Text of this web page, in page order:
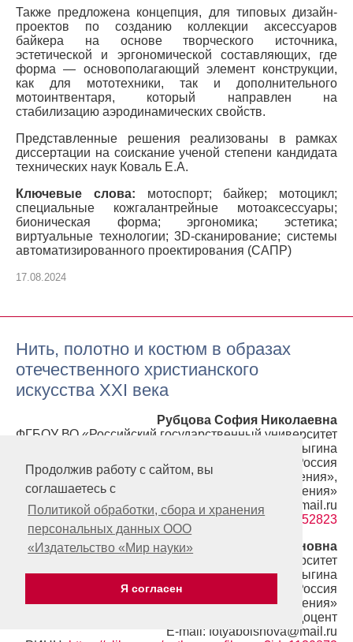
Продолжив работу с сайтом, вы
соглашаетесь с
Политикой обработки, сбора и хранения
персональных данных ООО
«Издательство «Мир науки»
Я согласен
Также предложена концепция, для типовых дизайн-
проектов по созданию коллекции аксессуаров
байкера на основе творческого источника,
эстетической и эргономической составляющих, где
форма — основополагающий элемент конструкции,
как для мототехники, так и дополнительного
мотоинтвентаря, который направлен на
стабилизацию аэродинамических свойств.
Представленные решения реализованы в рамках
диссертации на соискание ученой степени кандидата
технических наук Коваль Е.А.
Ключевые слова: мотоспорт; байкер; мотоцикл;
специальные кожгалантрейные мотоаксессуары;
бионическая форма; эргономика; эстетика;
виртуальные технологии; 3D-сканирование; системы
автоматизированного проектирования (САПР)
17.08.2024
Нить, полотно и костюм в образах
отечественного христианского
искусства XXI века
Рубцова София Николаевна
ФГБОУ ВО «Российский государственный университет
имени А.Н. Косыгина
(Технологии. Дизайн. Искусство)», Москва, Россия
Аспирант кафедры «Искусствоведения»,
преподаватель кафедры «Искусствоведения»
E-mail: sofirun@mail.ru
РИНЦ:https://elibrary.ru/author_profile.asp?id=1052823
Большова Светлана Ивановна
ФГБОУ ВО «Российский государственный университет
имени А.Н. Косыгина
(Технологии. Дизайн. Искусство)», Москва, Россия
Доцент кафедры «Искусствоведения»
Кандидат искусствоведения, доцент
E-mail: fotyabolshova@mail.ru